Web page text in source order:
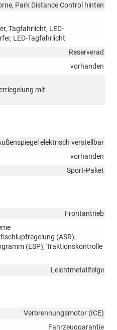
Park Distance Control hinten
Tagfahrlicht, LED-
LED-Tagfahrlicht
Reserverad
vorhanden
mit
elektrisch verstellbar
vorhanden
Sport-Paket
Frontantrieb
(ASR),
(ESP), Traktionskontrolle
Leichtmetallfelge
Verbrennungsmotor (ICE)
Fahrzeuggarantie